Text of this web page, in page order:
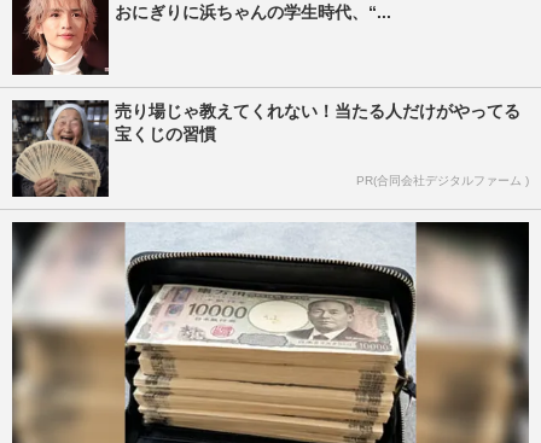
おにぎりに浜ちゃんの学生時代、“...
売り場じゃ教えてくれない！当たる人だけがやってる
宝くじの習慣
PR(合同会社デジタルファーム )